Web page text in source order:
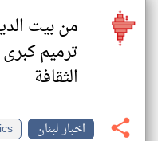
من بيت
ترميم
الثقافة
اخبار لبنان